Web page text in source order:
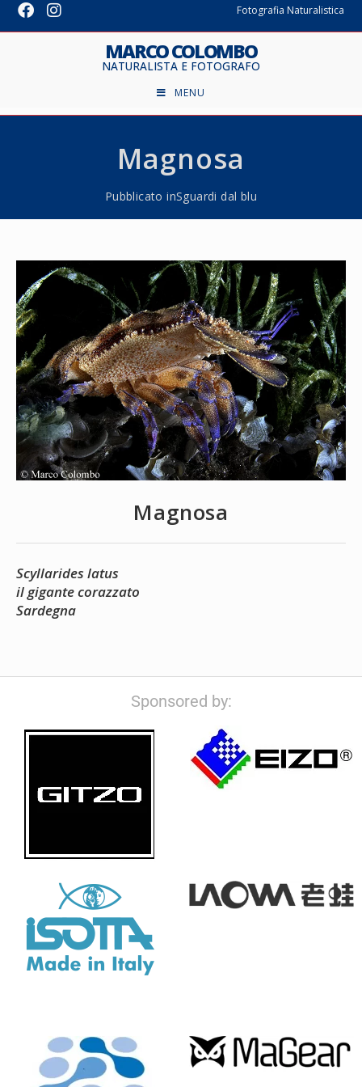
Fotografia Naturalistica
MARCO COLOMBO
NATURALISTA E FOTOGRAFO
MENU
Magnosa
Pubblicato inSguardi dal blu
Magnosa
Scyllarides latus
il gigante corazzato
Sardegna
Sponsored by: